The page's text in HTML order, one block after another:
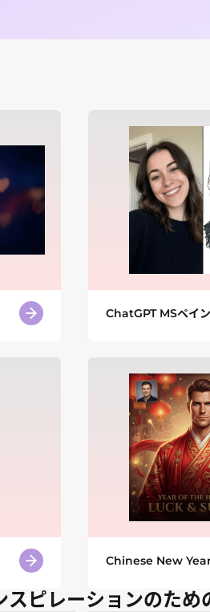
ChatGPT MSペイ
Chinese New
スピレーションのた